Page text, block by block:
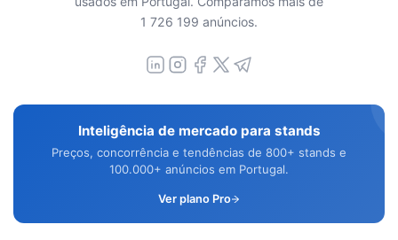
1 726 199 anúncios.
Inteligência de mercado para stands
Preços, concorrência e tendências de 800+ stands e
100.000+ anúncios em Portugal.
Ver plano Pro